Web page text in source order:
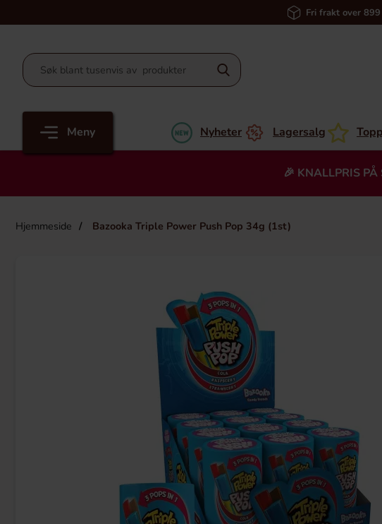
Fri frakt over
Meny Nyheter Lagersalg
🎉 KNALLPRIS
Hjemmeside Bazooka Triple Power Push Pop 34g (1st)
Nerds Gummy Clusters Fruits 113g Toms Ferrari Sur Hallon